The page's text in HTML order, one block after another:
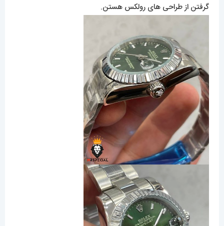
گرفتن از طراحی های رولکس هستن.